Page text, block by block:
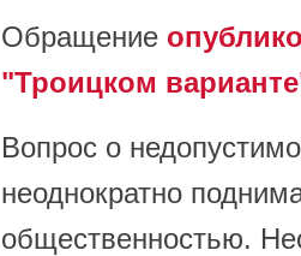
Обращение
"Троицком
Вопрос о
неоднократно
общественностью.